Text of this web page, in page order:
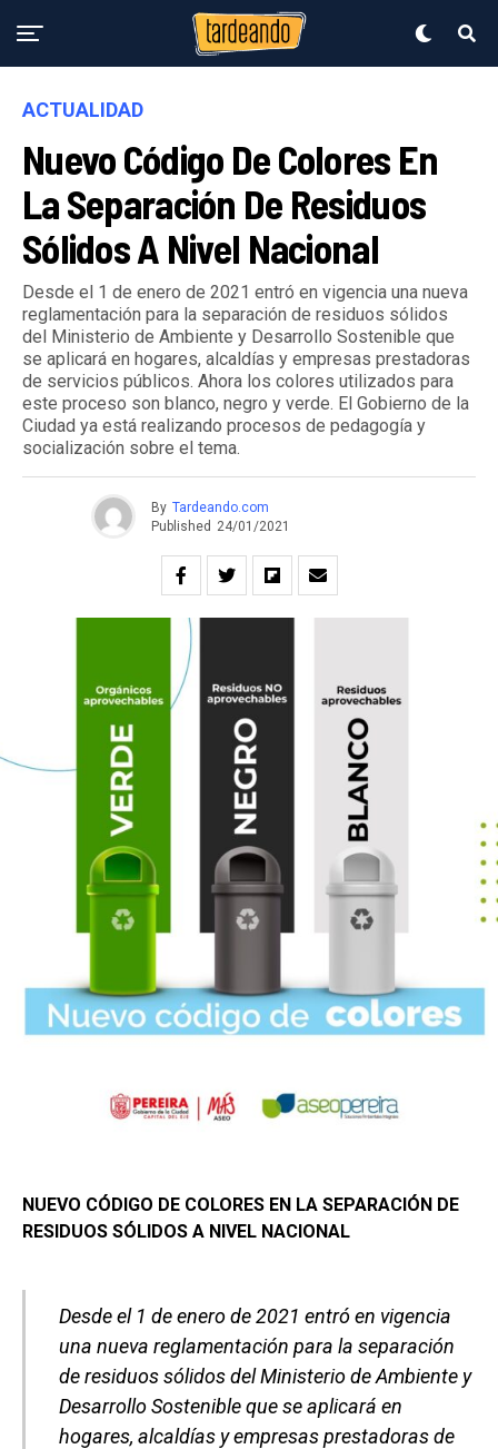
ACTUALIDAD
Nuevo Código De Colores En
La Separación De Residuos
Sólidos A Nivel Nacional
Desde el 1 de enero de 2021 entró en vigencia una nueva
reglamentación para la separación de residuos sólidos
del Ministerio de Ambiente y Desarrollo Sostenible que
se aplicará en hogares, alcaldías y empresas prestadoras
de servicios públicos. Ahora los colores utilizados para
este proceso son blanco, negro y verde. El Gobierno de la
Ciudad ya está realizando procesos de pedagogía y
socialización sobre el tema.
By Tardeando.com
Published 24/01/2021
NUEVO CÓDIGO DE COLORES EN LA SEPARACIÓN DE
RESIDUOS SÓLIDOS A NIVEL NACIONAL
Desde el 1 de enero de 2021 entró en vigencia
una nueva reglamentación para la separación
de residuos sólidos del Ministerio de Ambiente y
Desarrollo Sostenible que se aplicará en
hogares, alcaldías y empresas prestadoras de